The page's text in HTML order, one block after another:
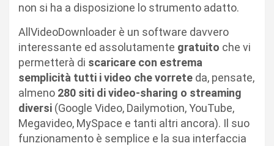
non si ha a disposizione lo strumento adatto.
AllVideoDownloader è un software davvero
interessante ed assolutamente gratuito che vi
permetterà di scaricare con estrema
semplicità tutti i video che vorrete da, pensate,
almeno 280 siti di video-sharing o streaming
diversi (Google Video, Dailymotion, YouTube,
Megavideo, MySpace e tanti altri ancora). Il suo
funzionamento è semplice e la sua interfaccia